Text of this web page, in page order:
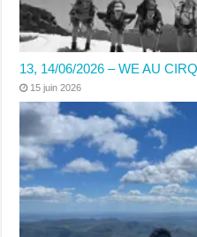
13, 14/06/2026 – WE AU
15 juin 2026